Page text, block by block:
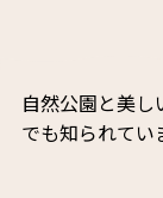
自然公園と美
でも知られてい